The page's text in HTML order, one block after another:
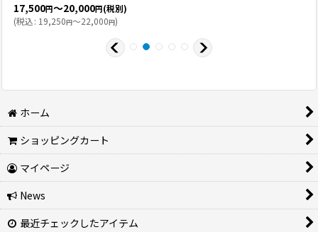
17,500円～20,000円(税別)
(税込: 19,250円～22,000円)
ホーム
ショッピングカート
マイページ
News
最近チェックしたアイテム